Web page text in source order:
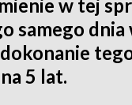
w tej
samego
5 lat.